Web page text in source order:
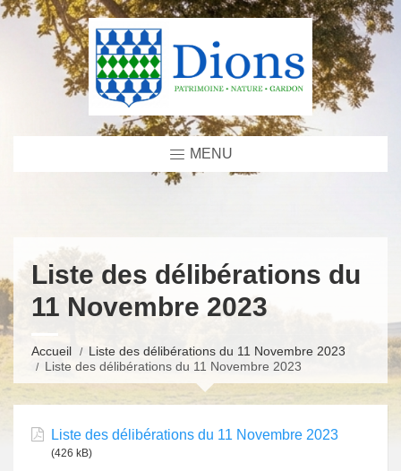
MENU
Liste des délibérations du
11 Novembre 2023
Accueil
Liste des délibérations du 11 Novembre 2023
Liste des délibérations du 11 Novembre 2023
Liste des délibérations du 11 Novembre 2023
(426 kB)